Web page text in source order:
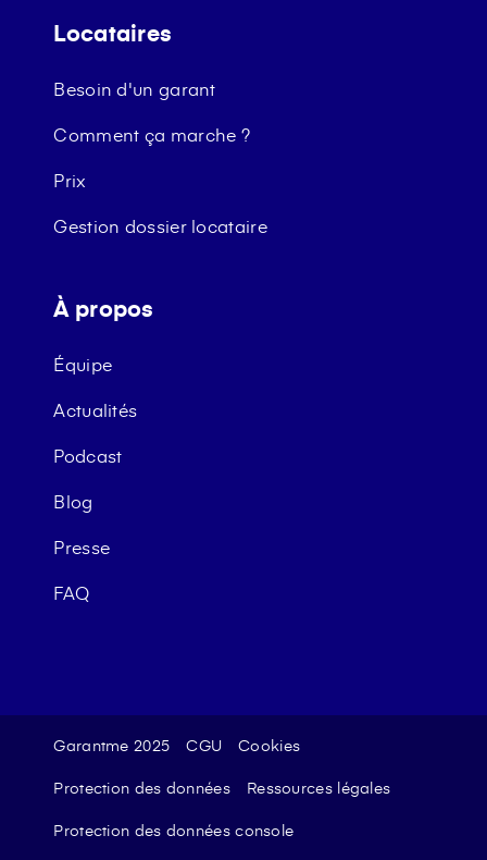
Locataires
Besoin d'un garant
Comment ça marche ?
Prix
Gestion dossier locataire
À propos
Équipe
Actualités
Podcast
Blog
Presse
FAQ
Garantme 2025 CGU Cookies
Protection des données Ressources légales
Protection des données console